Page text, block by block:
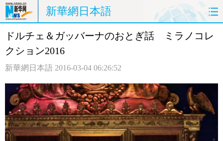
新華網日本語
ホームページ 政治 経済
観光 評論 写真
中日対訳
ドルチェ＆ガッバーナのおとぎ話 ミラノコレ
クション2016
新華網日本語 2016-03-04 06:26:52